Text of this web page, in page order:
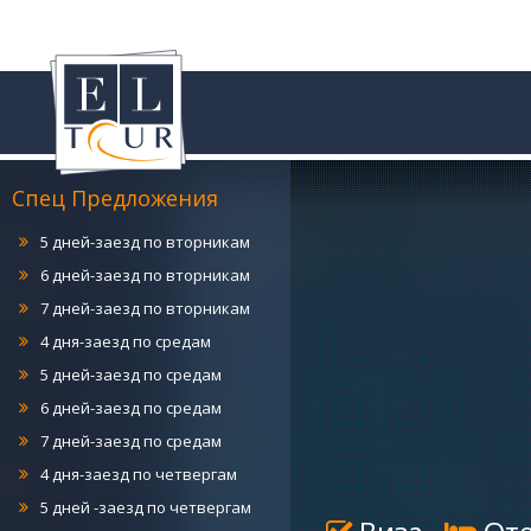
Спец Предложения
5 дней-заезд по понедельникам
6 дней-заезд по понедельникам
7 дней-заезд по понедельникам
4 дня-заезд по вторникам
5 дней-заезд по вторникам
6 дней-заезд по вторникам
7 дней-заезд по вторникам
4 дня-заезд по средам
5 дней-заезд по средам
6 дней-заезд по средам
7 дней-заезд по средам
4 дня-заезд по четвергам
5 дней -заезд по четвергам
6 дней-заезд по четвергам